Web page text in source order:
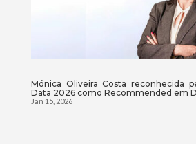
Mónica Oliveira Costa reconhecida
Data 2026 como Recommended em
Jan 15, 2026